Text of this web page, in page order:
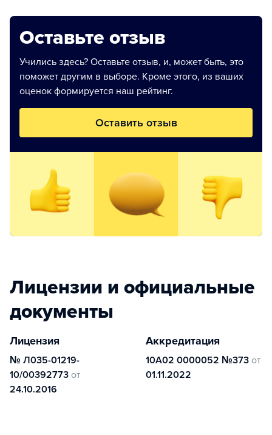
Оставьте отзыв
Учились здесь? Оставьте отзыв, и, может быть, это
поможет другим в выборе. Кроме этого, из ваших
оценок формируется наш рейтинг.
Оставить отзыв
Лицензии и официальные
документы
Лицензия
№ Л035-01219-
10/00392773 от
24.10.2016
Аккредитация
10А02 0000052 №373 от
01.11.2022